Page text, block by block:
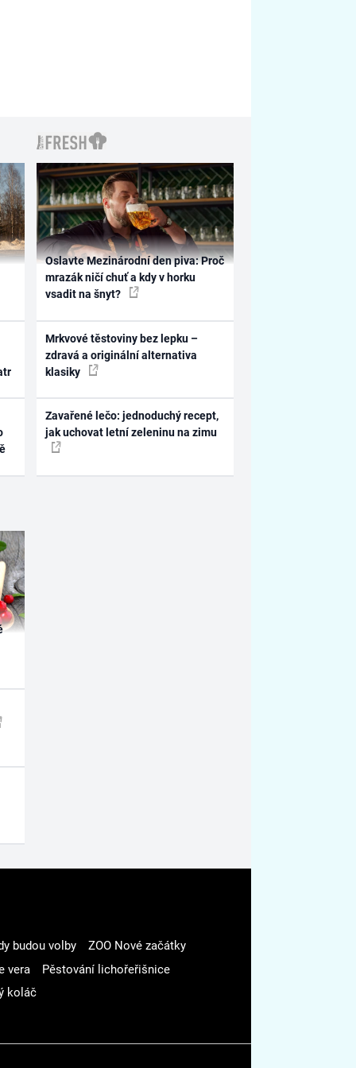
Oslavte Mezinárodní den piva: Proč
mrazák ničí chuť a kdy v horku
vsadit na šnyt?
Mrkvové těstoviny bez lepku –
zdravá a originální alternativa
klasiky
Zavařené lečo: jednoduchý recept,
jak uchovat letní zeleninu na zimu
budou volby
ZOO Nové začátky
vera
Pěstování lichořeřišnice
koláč